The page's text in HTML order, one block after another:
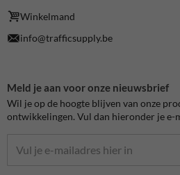
Winkelmand
info@trafficsupply.be
Meld je aan voor onze nieuwsbrief
Wil je op de hoogte blijven van onze
ontwikkelingen. Vul dan hieronder je e-